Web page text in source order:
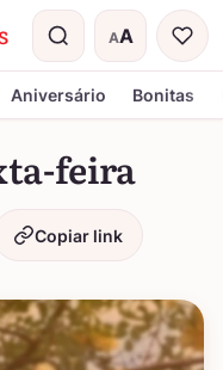
AA
Tamanho do
Aniversário Bonitas
feira
Copiar link